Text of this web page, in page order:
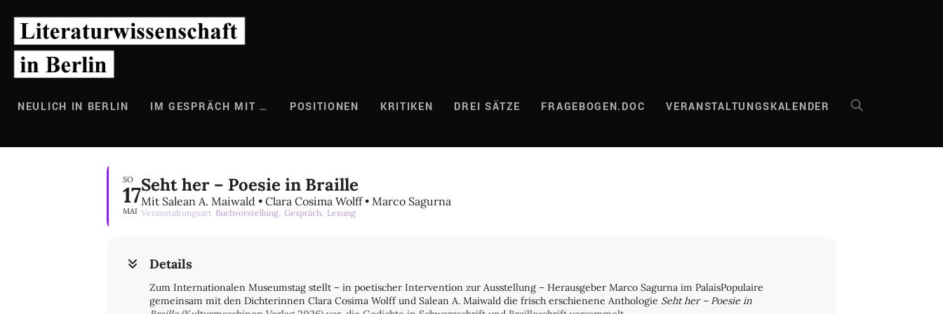
Inhalt
springen
NEULICH IN BERLIN IM GESPRÄCH MIT … POSITIONEN KRITIKEN DREI SÄTZE FRAGEBOGEN.DOC VERANSTALTUNGSKALENDER WEBSITE-
SO
17
MAI
Seht her – Poesie in Braille
Mit Salean A. Maiwald • Clara Cosima Wolff • Marco Sagurna
Veranstaltungsart Buchvorstellung, Gespräch, Lesung
Details
Zum Internationalen Museumstag stellt – in poetischer Intervention zur Ausstellung – Herausgeber Marco Sagurna im PalaisPopulaire
gemeinsam mit den Dichterinnen Clara Cosima Wolff und Salean A. Maiwald die frisch erschienene Anthologie Seht her – Poesie in